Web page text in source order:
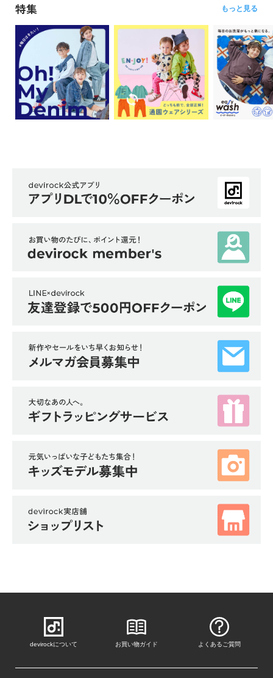
特集 もっと見る
devirockについて お買い物ガイド よくあるご質問